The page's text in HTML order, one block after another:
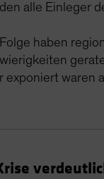
alle Einleger
Folge haben
exponiert waren